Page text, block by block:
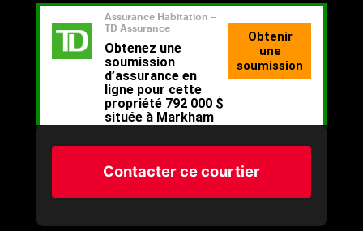
Contacter ce courtier